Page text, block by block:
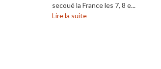
secoué la France les 7, 8 e...
Lire la suite